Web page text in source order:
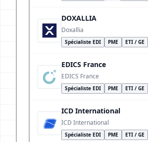
DOXALLIA
Doxallia
Spécialiste EDI PME ETI / GE
EDICS France
EDICS France
Spécialiste EDI PME ETI / GE
ICD International
ICD International
Spécialiste EDI PME ETI / GE